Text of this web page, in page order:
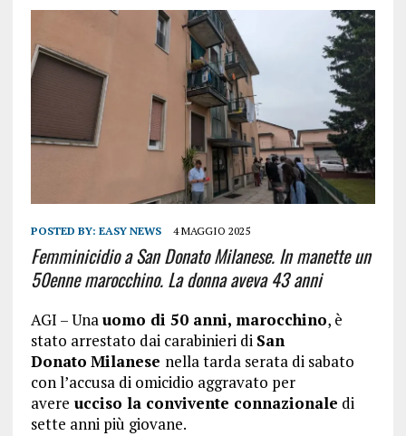
POSTED BY: EASY NEWS 4 MAGGIO 2025
Femminicidio a San Donato Milanese. In manette un
50enne marocchino. La donna aveva 43 anni
AGI – Unauomo di 50 anni, marocchino, è
stato arrestato dai carabinieri di San
Donato Milanese nella tarda serata di sabato
con l’accusa di omicidio aggravato per
avere ucciso la convivente connazionale di
sette anni più giovane.